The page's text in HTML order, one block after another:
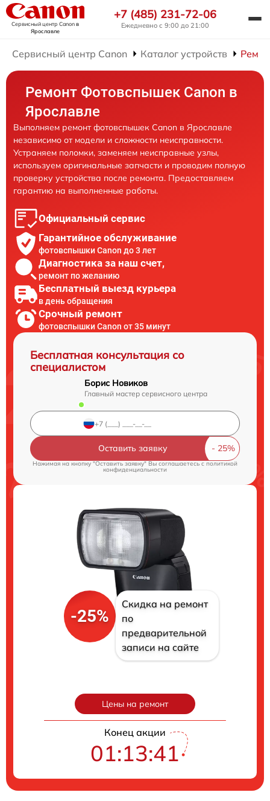
Сервисный центр Canonв
Ярославле
+7 (485) 231-72-06
Ежедневно с 9:00 до 21:00
Сервисный центр Canon Каталог устройств
Ремонт Фотовспышек Canon в
Ярославле
Выполняем ремонт фотовспышек Canon в Ярославле
независимо от модели и сложности неисправности.
Устраняем поломки, заменяем неисправные узлы,
используем оригинальные запчасти и проводим полную
проверку устройства после ремонта. Предоставляем
гарантию на выполненные работы.
Официальный сервис
Гарантийное обслуживание
фотовспышки Canon до 3 лет
Диагностика за наш счет,
ремонт по желанию
Бесплатный выезд курьера
в день обращения
Срочный ремонт
фотовспышки Canon от 35 минут
Бесплатная консультация со
специалистом
Борис Новиков
Главный мастер сервисного центра
Оставить заявку
Нажимая на кнопку "Оставить заявку" Вы соглашаетесь cполитикой
конфиденциальности
-25%
Скидка на ремонт
по
предварительной
записи на сайте
Цены на ремонт
Конец акции
01:13:40